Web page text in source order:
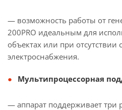
— возможность работы от
200PRO идеальным для
объектах или при отсутствии
электроснабжения.
Мультипроцессорная
— аппарат поддерживает три